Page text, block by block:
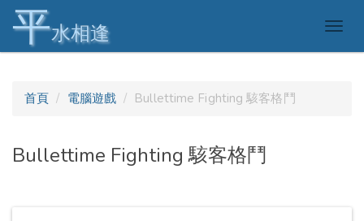
平水相逢
首頁 電腦遊戲 Bullettime Fighting 駭客格鬥
Bullettime Fighting 駭客格鬥